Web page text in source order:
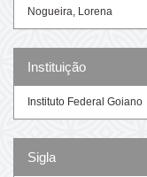
Nogueira, Lorena
Instituição
Instituto Federal Goiano
Sigla